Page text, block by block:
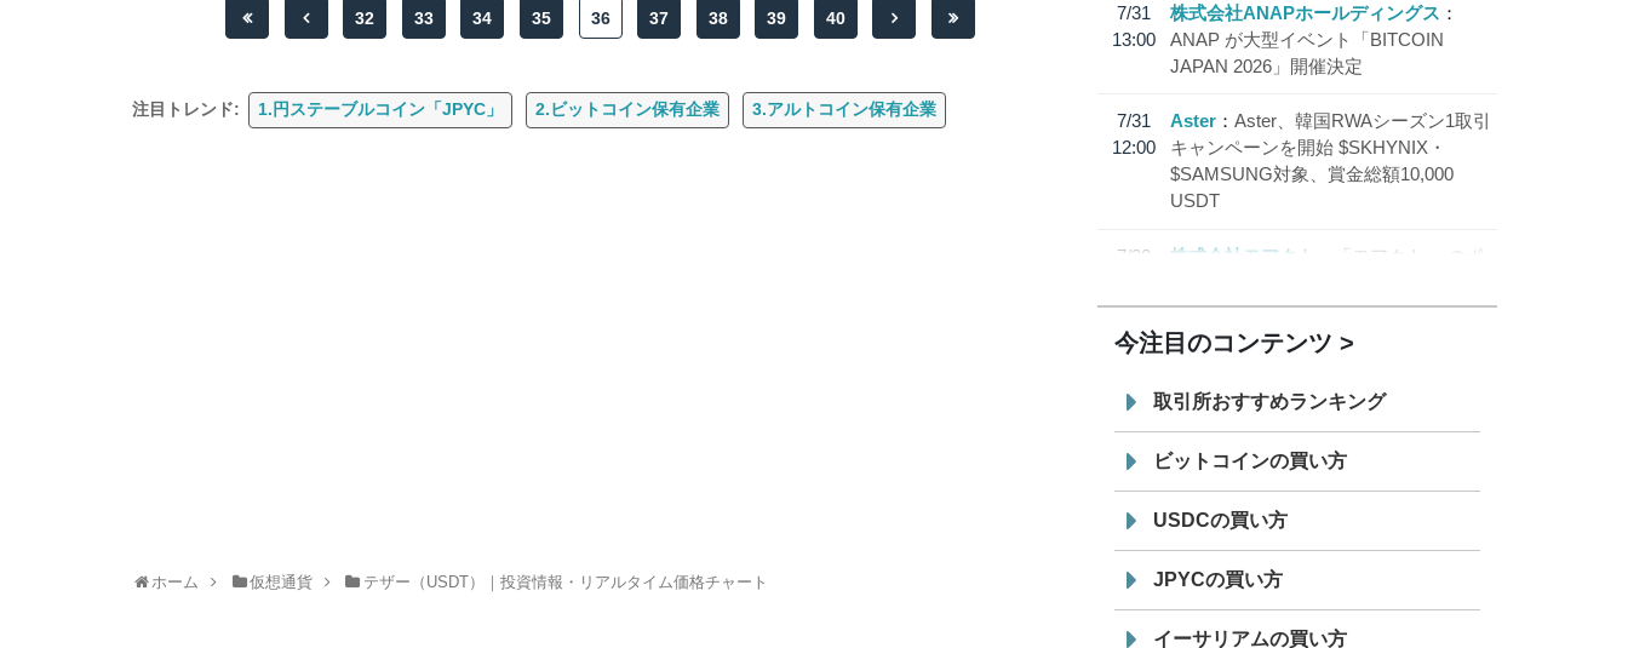
32 33 34 35 36 37 38 39 40
注目トレンド: 1.円ステーブルコイン「JPYC」 2.ビットコイン保有企業 3.アルトコイン保有企業
ホーム 仮想通貨 テザー（USDT）｜投資情報・リアルタイム価格チャート
7/31
13:00
株式会社ANAPホールディングス
ANAP が大型イベント「BITCOIN
JAPAN 2026」開催決定
7/31
12:00
Aster
Aster、韓国RWAシーズン1取引
キャンペーンを開始 $SKHYNIX・
$SAMSUNG対象、賞金総額10,000
USDT
7/30
株式会社モアクト
「モアクト」 のポ
「 JPYC」を追加
19:30
てステーブルコイン「JPYSC」徹底解
説セミナーを開催
今注目のコンテンツ
取引所おすすめランキング
ビットコインの買い方
USDCの買い方
JPYCの買い方
イーサリアムの買い方